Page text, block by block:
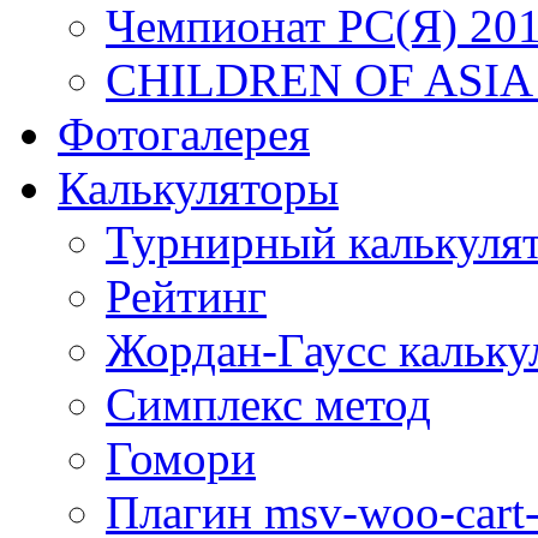
Чемпионат РС(Я)
CHILDREN OF
Фотогалерея
Калькуляторы
Турнирный
Рейтинг
Жордан-Гаусс
Симплекс метод
Гомори
Плагин msv-woo-